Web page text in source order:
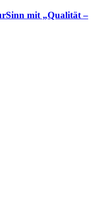
mit „Qualität –